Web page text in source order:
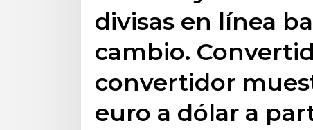
divisas en línea
cambio.
convertidor
euro a dólar a